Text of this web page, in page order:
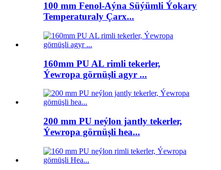
100 mm Fenol-Aýna Süýümli Ýokary
Temperaturaly Çarx...
160mm PU AL rimli tekerler,
Ýewropa görnüşli agyr ...
200 mm PU neýlon jantly tekerler,
Ýewropa görnüşli hea...